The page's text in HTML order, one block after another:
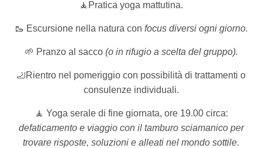
🧘Pratica yoga mattutina.
🥾 Escursione nella natura con focus diversi ogni giorno.
🌱 Pranzo al sacco (o in rifugio a scelta del gruppo).
🦶Rientro nel pomeriggio con possibilità di trattamenti o
consulenze individuali.
🧘 Yoga serale di fine giornata, ore 19.00 circa:
defaticamento e viaggio con il tamburo sciamanico per
trovare risposte, soluzioni e alleati nel mondo sottile.